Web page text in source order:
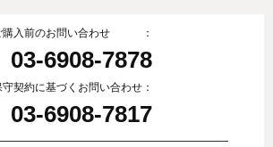
購入前のお問い合わせ ：
03-6908-7878
守契約に基づくお問い合わせ：
03-6908-7817